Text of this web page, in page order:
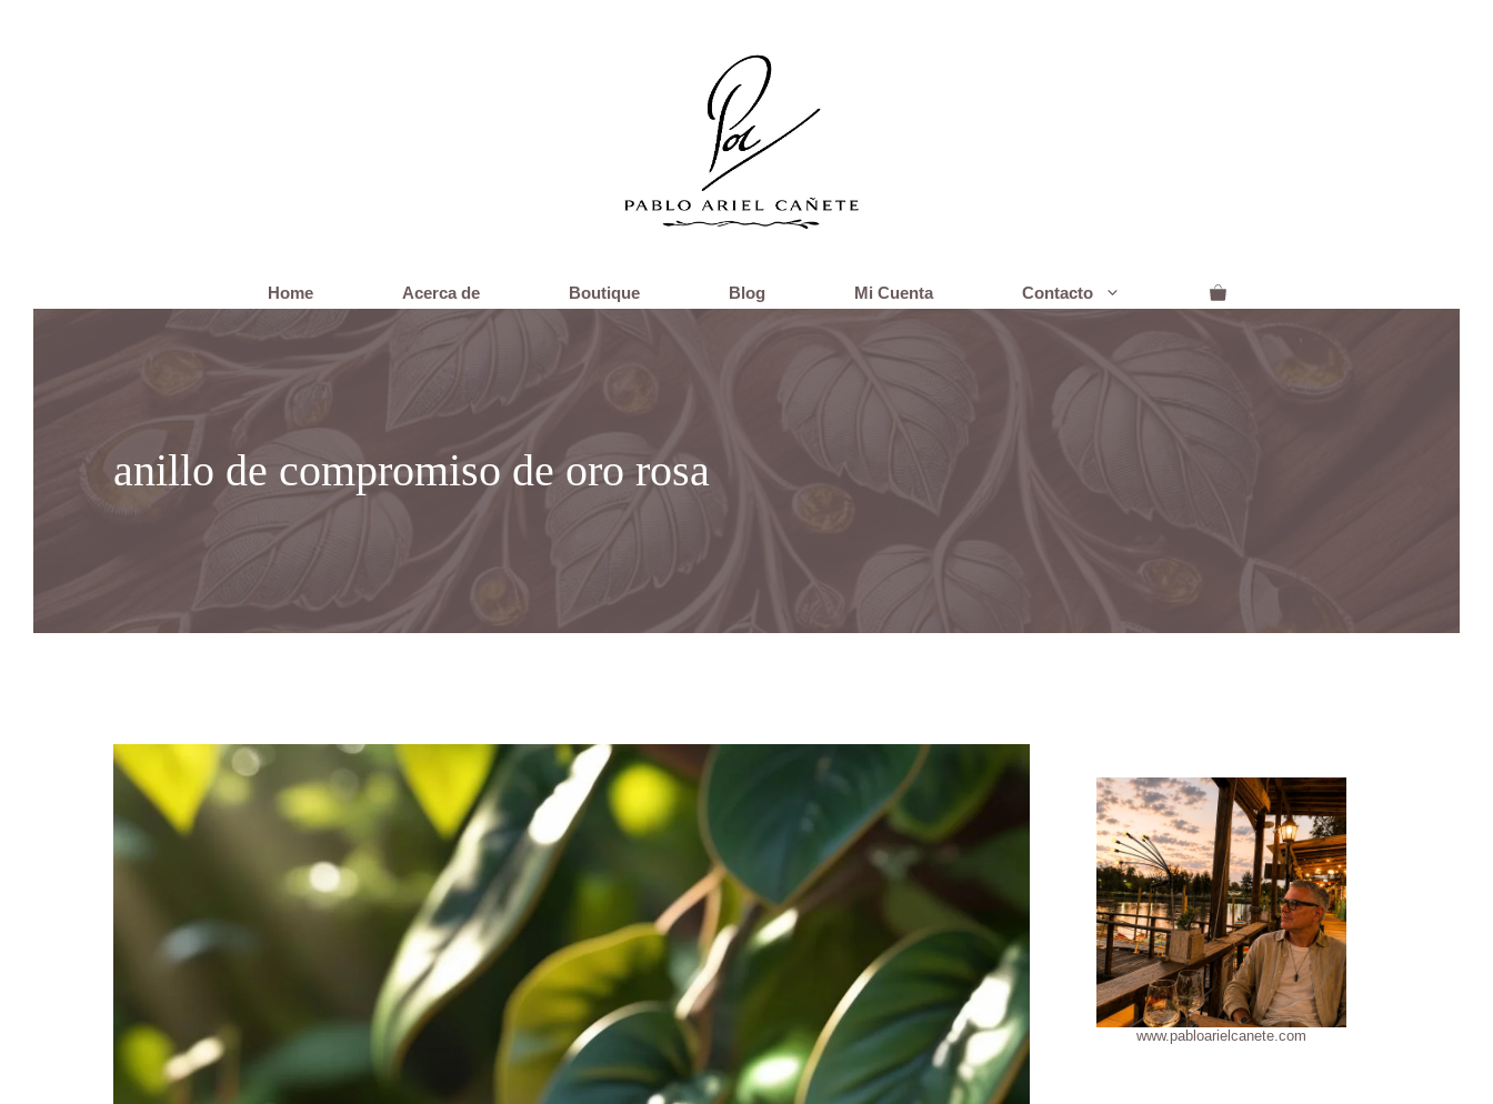
Home Acerca de Boutique Blog Mi Cuenta Contacto
anillo de compromiso de oro rosa
www.pabloarielcanete.com